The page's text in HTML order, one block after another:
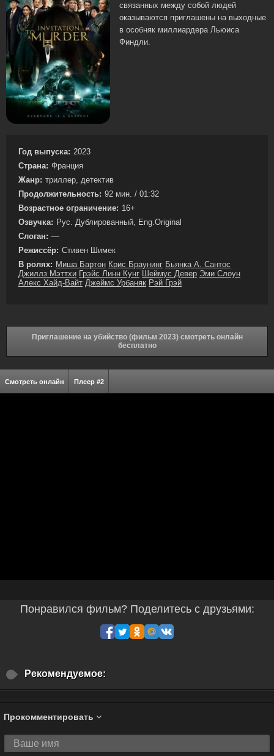
связанных между собой людей
оказываются приглашены на выходные
в особняк миллиардера Льюиса
Финдли.
Год выпуска: 2023
Страна: Франция
Жанр: триллер, детектив
Продолжительность: 92 мин. / 01:32
Возрастное ограничение: 16+
Озвучка: Рус. Дублированный, Eng.Original
Слоган: —
Режиссёр: Стивен Шимек
В ролях: Миша Бартон Крис Браунинг Бьянка А. Сантос
Джиллз Мэттхи Грэйс Линн Кунг Шеймус Девер Эми Слоун
Алекс Хайд-Вайт Джеймс Урбаняк Рэй Грэй
Приглашение на убийство (фильм 2023) смотреть онлайн
бесплатно
Смотреть онлайн Плеер #2
Понравился фильм? Поделитесь с друзьями:
Рекомендуемое:
Прокомментировать